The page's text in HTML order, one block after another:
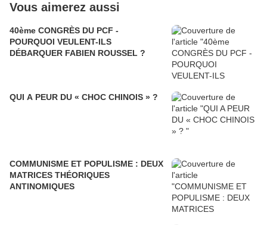
Vous aimerez aussi
40ème CONGRÈS DU PCF -
POURQUOI VEULENT-ILS
DÉBARQUER FABIEN ROUSSEL ?
QUI A PEUR DU « CHOC CHINOIS » ?
COMMUNISME ET POPULISME : DEUX
MATRICES THÉORIQUES
ANTINOMIQUES